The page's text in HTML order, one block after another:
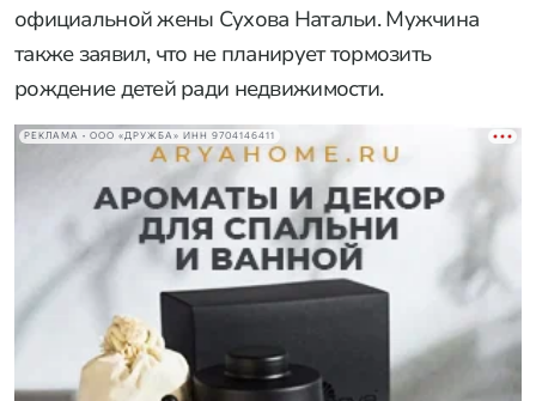
официальной жены Сухова Натальи. Мужчина
также заявил, что не планирует тормозить
рождение детей ради недвижимости.
РЕКЛАМА • ООО «ДРУЖБА» ИНН 9704146411